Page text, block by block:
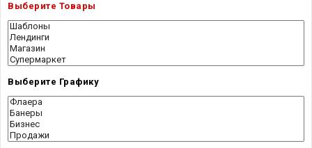
Выберите Товары
Выберите Графику